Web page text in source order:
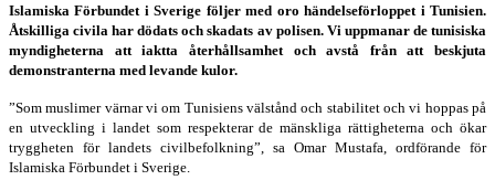
Islamiska Förbundet i Sverige följer med oro händelseförloppet i Tunisien.
Åtskilliga civila har dödats och skadats av polisen. Vi uppmanar de tunisiska
myndigheterna att iaktta återhållsamhet och avstå från att beskjuta
demonstranterna med levande kulor.
”Som muslimer värnar vi om Tunisiens välstånd och stabilitet och vi hoppas på
en utveckling i landet som respekterar de mänskliga rättigheterna och ökar
tryggheten för landets civilbefolkning”, sa Omar Mustafa, ordförande för
Islamiska Förbundet i Sverige.